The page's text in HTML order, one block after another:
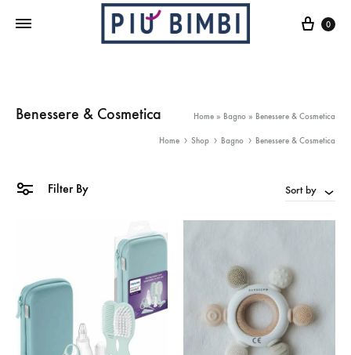
Cart
0
Benessere & Cosmetica Home » Bagno » Benessere & Cosmetica
Home Shop Bagno Benessere & Cosmetica
Filter By Sort by